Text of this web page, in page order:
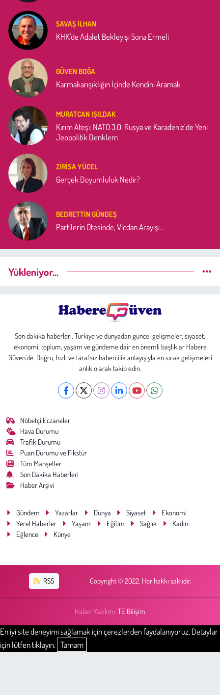
SAVAŞ İLHAN
KHK'de Adalet Bekleyişi Sona Ermeli
GÜVEN BOĞA
Karmakarışıklığın İçinde Kendini Aramak
MURATCAN IŞILDAK
Kırım Ateşi: NATO 3.0, Rusya ve Karadeniz’de Yeni
Jeopolitik Denklem
ZIRISA YÜCEL
Gerçek Doyumluluk Nedir?
BEDRETTIN GÜNDEŞ
Partilerin Ötesinde, Vicdan Arayışı…
Yükleniyor...
Son dakika haberleri, Türkiye ve dünyadan güncel gelişmeler; siyaset,
ekonomi, toplum, yaşam ve gündeme dair en önemli başlıklar Habere
Güven’de. Doğru, hızlı ve tarafsız habercilik anlayışıyla en sıcak gelişmeleri
anlık olarak takip edin.
Nöbetçi Eczaneler
Hava Durumu
Trafik Durumu
Puan Durumu ve Fikstür
Tüm Manşetler
Son Dakika Haberleri
Haber Arşivi
Gündem Yazarlar Dünya Siyaset
Ekonomi
Yerel Haberler
Yaşam Eğitim Sağlık
Kadın
Eğlence
Künye
RSS Copyright © 2022. Her hakkı saklıdır.
Haber Yazılımı: TE Bilişim
En iyi site deneyimi sağlamak için çerezlerden faydalanıyoruz. Detaylar
için lütfen tıklayın. Tamam